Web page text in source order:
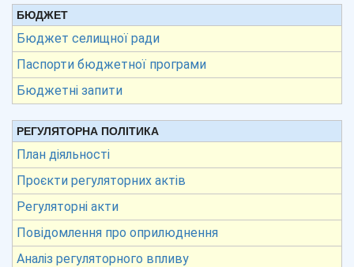
БЮДЖЕТ
Бюджет селищної ради
Паспорти бюджетної програми
Бюджетні запити
РЕГУЛЯТОРНА ПОЛІТИКА
План діяльності
Проєкти регуляторних актів
Регуляторні акти
Повідомлення про оприлюднення
Аналіз регуляторного впливу